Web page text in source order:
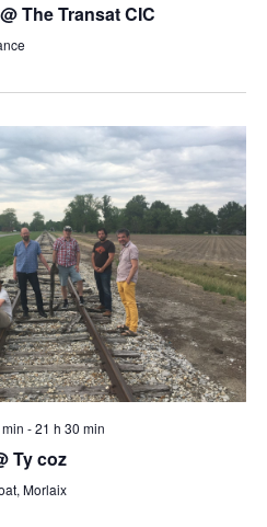
The Transat CIC
-21 h 30 min
Ty coz
Morlaix